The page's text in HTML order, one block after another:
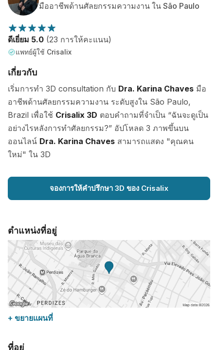
มืออาชีพด้านศัลยกรรมความงาน ใน São Paulo
ดีเยี่ยม 5.0 (23 การให้คะแนน)
แพทย์ผู้ใช้ Crisalix
เกี่ยวกับ
เริ่มการทำ 3D consultation กับ Dra. Karina Chaves มือ
อาชีพด้านศัลยกรรมความงาน ระดับสูงใน São Paulo,
Brazil เพื่อใช้ Crisalix 3D ตอบคำถามที่จำเป็น “ฉันจะดูเป็น
อย่างไรหลังการทำศัลยกรรม?” อัปโหลด 3 ภาพขึ้นบน
ออนไลน์ Dra. Karina Chaves สามารถแสดง "คุณคน
ใหม่" ใน 3D
จองการให้คำปรึกษา 3D ของ Crisalix
ตำแหน่งที่อยู่
+ ขยายแผนที่
ที่อยู่